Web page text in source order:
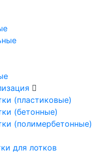
(пластиковые)
(бетонные)
(полимербетонные)
для лотков